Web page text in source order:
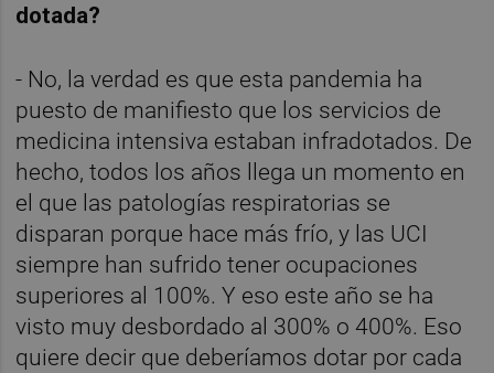
dotada?
- No, la verdad es que esta pandemia ha
puesto de manifiesto que los servicios de
medicina intensiva estaban infradotados. De
hecho, todos los años llega un momento en
el que las patologías respiratorias se
disparan porque hace más frío, y las UCI
siempre han sufrido tener ocupaciones
superiores al 100%. Y eso este año se ha
visto muy desbordado al 300% o 400%. Eso
quiere decir que deberíamos dotar por cada